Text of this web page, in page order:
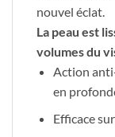
nouvel éclat.
La peau est
volumes du
Action
en
Efficace